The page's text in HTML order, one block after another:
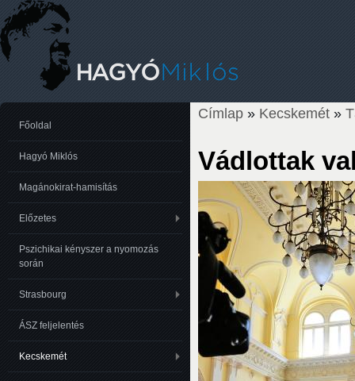
Címlap » Kecskemét »
Vádlottak
Főoldal
Hagyó Miklós
Magánokirat-hamisítás
Előzetes
Pszichikai kényszer a nyomozás
során
Strasbourg
ÁSZ feljelentés
Kecskemét